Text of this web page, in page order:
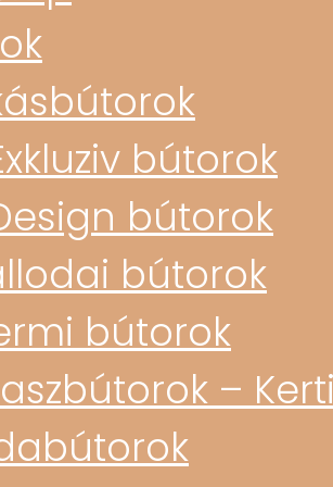
bútorok
bútorok
bútorok
bútorok
–